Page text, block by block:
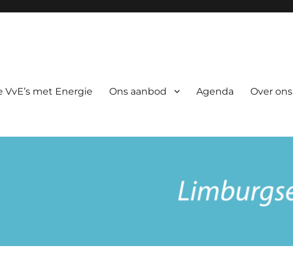
VvE’s met Energie Ons aanbod Agenda Over ons